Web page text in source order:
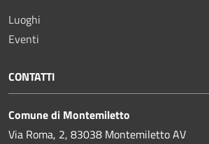
Luoghi
Eventi
CONTATTI
Comune di Montemiletto
Via Roma, 2, 83038 Montemiletto AV